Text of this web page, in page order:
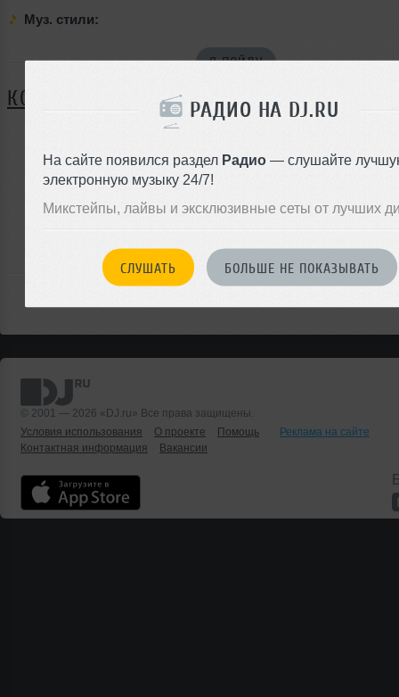
РАДИО НА DJ.RU
На сайте появился раздел Радио — слушайте
электронную музыку 24/7!
Микстейпы, лайвы и эксклюзивные сеты от лучших
СЛУШАТЬ БОЛЬШЕ НЕ ПОКАЗЫВАТЬ
Муз. стили:
Я ПОЙДУ
КОММЕНТАРИИ
ЗАРЕГИСТРИРУЙТЕСЬ
Или
© 2001 — 2026 «DJ.ru» Все права защищены.
Условия использования
О проекте Помощь
Реклама на сайте
Контактная информация
Вакансии